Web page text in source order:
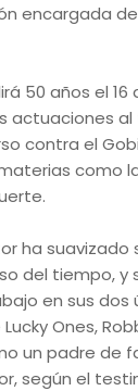
encargada
50 años el
actuaciones
contra el
como
ha suavizado
del tiempo, y
en sus dos
Ones,
un padre de
según el